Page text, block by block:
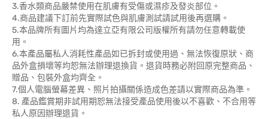
3.香水類商品嚴禁使用在肌膚有受傷或濕疹及發炎部位。
4.商品建議下訂前先實際試色與肌膚測試請試用後再選購。
5.本品牌所有圖片均為達立亞有限公司版權所有請勿任意轉載使
用。
6.本產品屬私人消耗性產品如已拆封或使用過、無法恢復原狀、商
品外盒損壞等均恕無法辦理退換貨。退貨時務必附回原完整商品、
贈品、包裝外盒均齊全。
7.個人電腦螢幕差異、照片拍攝關係造成色差請以實際商品為準。
8. 產品鑑賞期非試用期恕無法接受產品使用後以不喜歡、不合用等
私人原因辦理退貨。